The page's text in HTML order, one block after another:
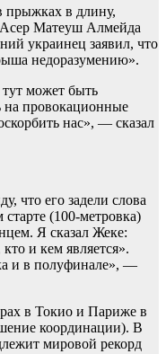
прыжках в длину,
Асер Матеуш Алмейда
украинец заявил, что
недоразумению».
может быть
на провокационные
нас», — сказал
что его задели слова
(100-метровка)
Я сказал Жеке:
и кем является».
и в полуфинале», —
в Токио и Париже в
координации). В
мировой рекорд